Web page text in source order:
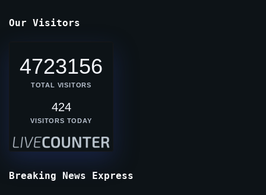
Our Visitors
4723156
TOTAL VISITORS
424
VISITORS TODAY
Breaking News Express